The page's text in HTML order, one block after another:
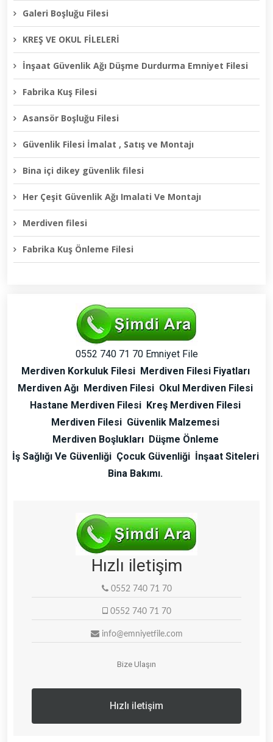
Galeri Boşluğu Filesi
KREŞ VE OKUL FİLELERİ
İnşaat Güvenlik Ağı Düşme Durdurma Emniyet Filesi
Fabrika Kuş Filesi
Asansör Boşluğu Filesi
Güvenlik Filesi İmalat , Satış ve Montajı
Bina içi dikey güvenlik filesi
Her Çeşit Güvenlik Ağı Imalati Ve Montajı
Merdiven filesi
Fabrika Kuş Önleme Filesi
0552 740 71 70 Emniyet File
Merdiven Korkuluk Filesi Merdiven Filesi Fiyatları
Merdiven Ağı Merdiven Filesi Okul Merdiven Filesi
Hastane Merdiven Filesi Kreş Merdiven Filesi
Merdiven Filesi Güvenlik Malzemesi
Merdiven Boşlukları Düşme Önleme
İş Sağlığı Ve Güvenliği Çocuk Güvenliği İnşaat Siteleri
Bina Bakımı.
Hızlı iletişim
0552 740 71 70
0552 740 71 70
info@emniyetfile.com
Bize Ulaşın
Hızlı iletişim